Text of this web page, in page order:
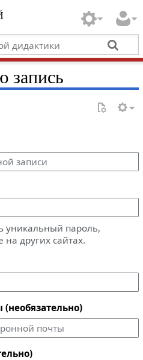
запись
уникальный пароль,
на других сайтах.